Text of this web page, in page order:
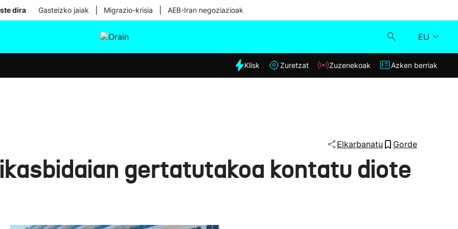
dira Gasteizko jaiak Migrazio-krisia AEB-Iran negoziazioak
EU
Eguraldia
Klisk
Azken berriak
Klisk Zuretzat Zuzenekoak Azken berriak
Elkarbanatu Gorde
gertatutakoa kontatu diote